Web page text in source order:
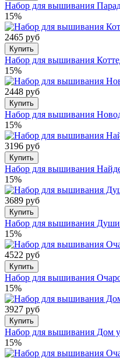
Набор для вышивания
15%
2465 руб
Купить
Набор для вышивания
15%
2448 руб
Купить
Набор для вышивания
15%
3196 руб
Купить
Набор для вышивания
15%
3689 руб
Купить
Набор для вышивания
15%
4522 руб
Купить
Набор для вышивания
15%
3927 руб
Купить
Набор для вышивания Дом у
15%